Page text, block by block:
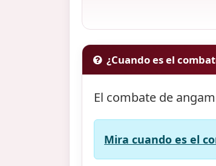
¿Cuando es el
El combate de
Mira cuando es el